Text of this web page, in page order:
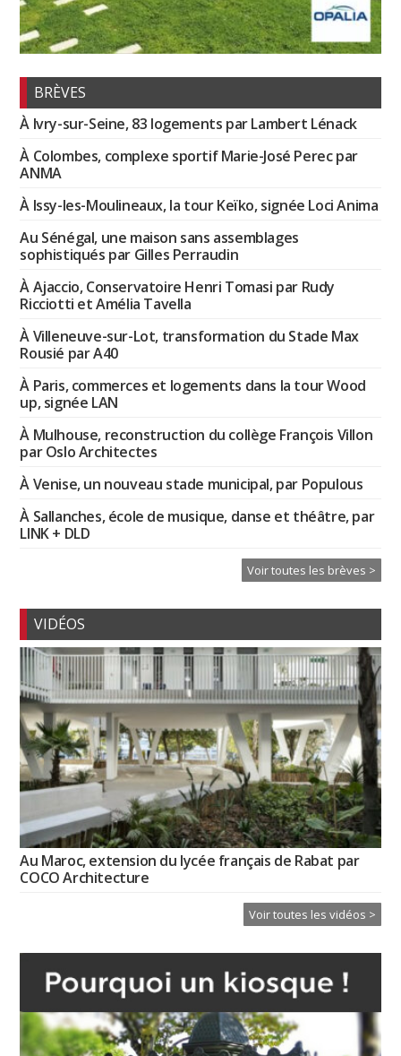
BRÈVES
À Ivry-sur-Seine, 83 logements par Lambert Lénack
À Colombes, complexe sportif Marie-José Perec par
ANMA
À Issy-les-Moulineaux, la tour Keïko, signée Loci Anima
Au Sénégal, une maison sans assemblages
sophistiqués par Gilles Perraudin
À Ajaccio, Conservatoire Henri Tomasi par Rudy
Ricciotti et Amélia Tavella
À Villeneuve-sur-Lot, transformation du Stade Max
Rousié par A40
À Paris, commerces et logements dans la tour Wood
up, signée LAN
À Mulhouse, reconstruction du collège François Villon
par Oslo Architectes
À Venise, un nouveau stade municipal, par Populous
À Sallanches, école de musique, danse et théâtre, par
LINK + DLD
Voir toutes les brèves >
VIDÉOS
Au Maroc, extension du lycée français de Rabat par
COCO Architecture
Voir toutes les vidéos >